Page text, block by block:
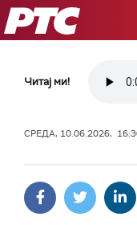
РТС
Читај ми!
СРЕДА, 10.06.2026,